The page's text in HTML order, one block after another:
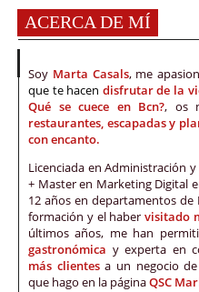
ACERCA DE MÍ
Soy Marta Casals, me
que te hacen disfrutar de la
Qué se cuece en Bcn?, os
restaurantes, escapadas y
con encanto.
Licenciada en Administración
+ Master en Marketing Digital
12 años en departamentos
formación y el habervisitado
últimos años, me han
gastronómica y experta en
más clientes a un negocio
que hago en la páginaQSC